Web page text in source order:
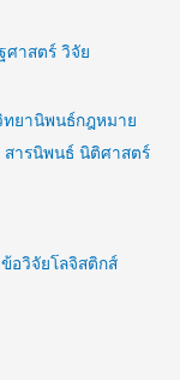
ศาสตร์ วิจัย
ทยานิพนธ์กฎหมาย
ารนิพนธ์ นิติศาสตร์
อวิจัยโลจิสติกส์